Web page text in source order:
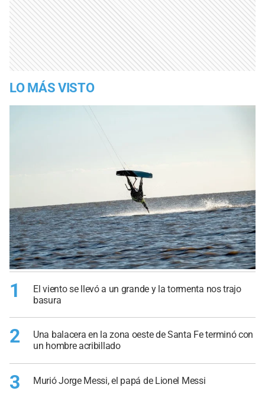
LO MÁS VISTO
1
El viento se llevó a un grande y la tormenta nos trajo
basura
2
Una balacera en la zona oeste de Santa Fe terminó con
un hombre acribillado
3 Murió Jorge Messi, el papá de Lionel Messi